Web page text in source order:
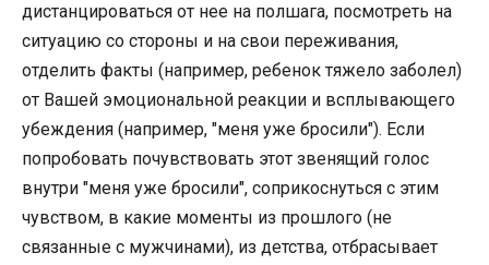
дистанцироваться от нее на полшага, посмотреть на
ситуацию со стороны и на свои переживания,
отделить факты (например, ребенок тяжело заболел)
от Вашей эмоциональной реакции и всплывающего
убеждения (например, "меня уже бросили"). Если
попробовать почувствовать этот звенящий голос
внутри "меня уже бросили", соприкоснуться с этим
чувством, в какие моменты из прошлого (не
связанные с мужчинами), из детства, отбрасывает